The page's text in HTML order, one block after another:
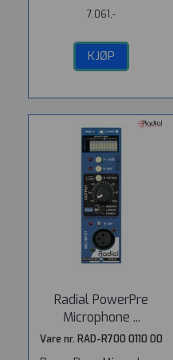
7.061,-
KJØP
Radial PowerPre
Microphone ...
Vare nr. RAD-R700 0110 00